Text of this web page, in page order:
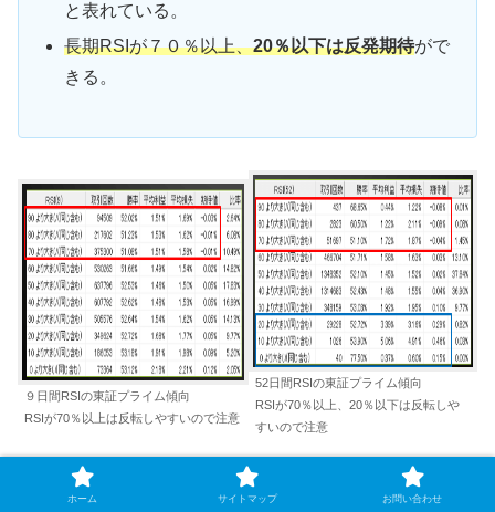
と表れている。
長期RSIが７０％以上、20％以下は反発期待がで
きる。
９日間RSIの東証プライム傾向
RSIが70％以上は反転しやすいので注意
52日間RSIの東証プライム傾向
RSIが70％以上、20％以下は反転しや
すいので注意
ホーム サイトマップ お問い合わせ